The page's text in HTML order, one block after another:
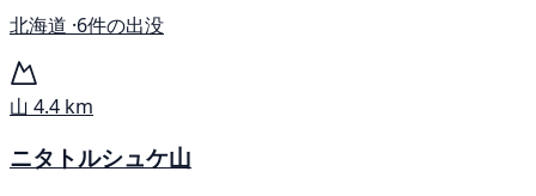
北海道 ·6件の出没
山 4.4 km
ニタトルシュケ山